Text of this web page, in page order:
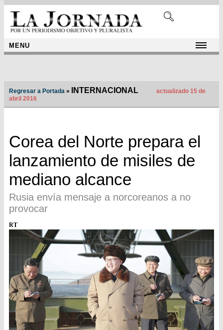
MENU
Regresar a Portada » INTERNACIONAL
actualizado 15 de
abril 2016
Corea del Norte prepara el
lanzamiento de misiles de
mediano alcance
Rusia envía mensaje a norcoreanos a no
provocar
RT